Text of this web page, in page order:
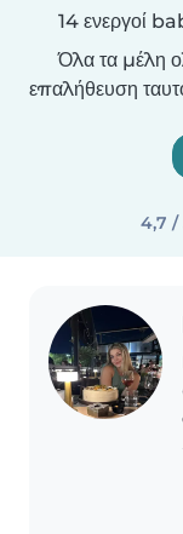
14 ενεργοί
Όλα τα μέλη
επαλήθευση
4,7 /